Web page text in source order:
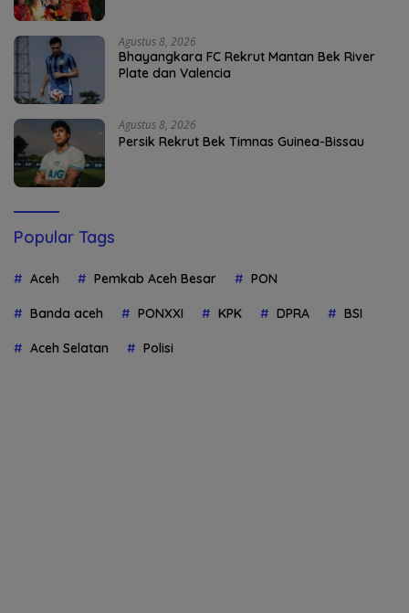
Agustus 8, 2026
Bhayangkara FC Rekrut Mantan Bek River
Plate dan Valencia
Agustus 8, 2026
Persik Rekrut Bek Timnas Guinea-Bissau
Popular Tags
Aceh Pemkab Aceh Besar PON
Banda aceh PONXXI KPK DPRA BSI
Aceh Selatan Polisi